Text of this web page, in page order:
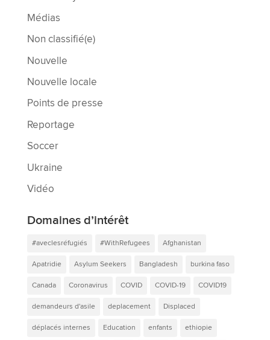
Médias
Non classifié(e)
Nouvelle
Nouvelle locale
Points de presse
Reportage
Soccer
Ukraine
Vidéo
Domaines d’intérêt
#aveclesréfugiés #WithRefugees Afghanistan
Apatridie Asylum Seekers Bangladesh burkina faso
Canada Coronavirus COVID COVID-19 COVID19
demandeurs d'asile deplacement Displaced
déplacés internes Education enfants ethiopie